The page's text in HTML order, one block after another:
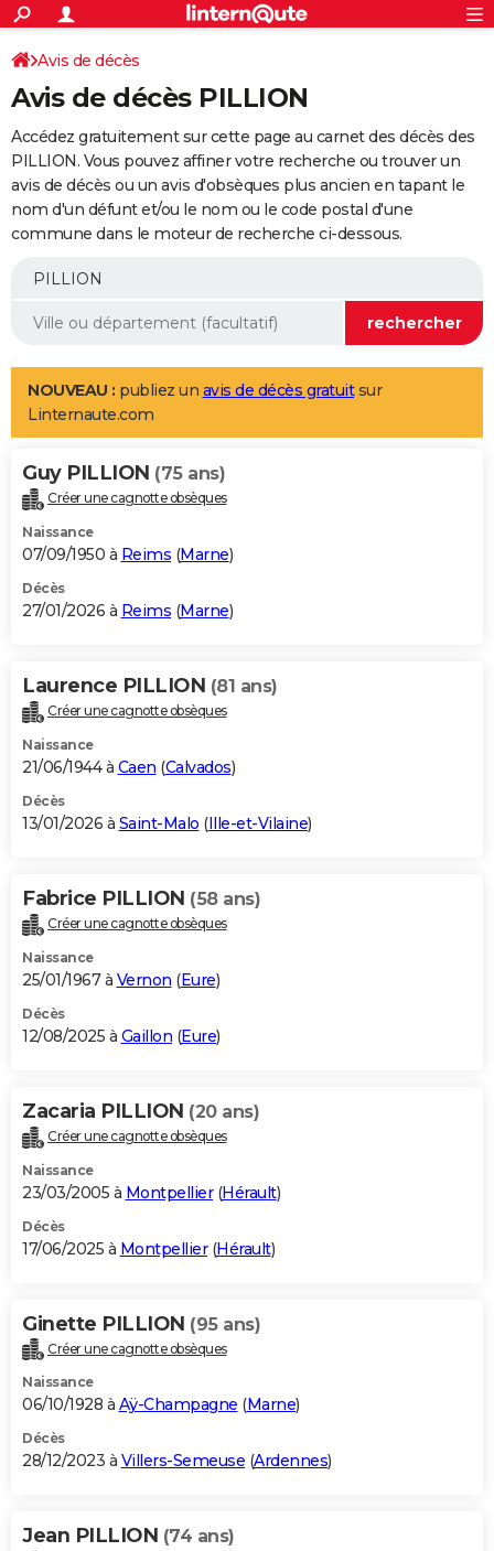
ACTUALITÉS
Politique
Société
Faits Divers
Education
Monde
Villes
+
SPORT
Coupe du monde 2026
Football
Tennis
Cyclisme
Rugby
Forum
Programme TV
TNT
Streaming
Cinéma
Sorties cinéma
Musique
+
FINANCE
Retraite
Epargne
Immobilier
Risques naturels par ville
Banque
Assurance
AUTO
Essais
Réserver un essai
Citadines
Berlines
SUV
Forum auto
+
Mobiles
Meilleur smartphone
Internet
Ordinateurs
Jeux vidéo
Guide high-tech
Aménagement intérieur
LIFESTYLE
Art de vivre
Bien-être
Loisirs
Mode
Modes de vie
Alimentation
Guide de la santé
Maladies
Médicaments
Sommeil
VOYAGE
Destinations
City break
Voyage nature
Voyage de noces
Forum
Climat
+PHOTO
GUIDES D'ACHAT
BONS PLANS
Carte de Noël
Carte Bonne année
Carte Saint-Valentin
Carte Pâques
Carte d'anniversaire
DICTIONNAIRE
Dictionnaire
Biographies
Citations
Expressions
Proverbes
PROGRAMME TV
S'inscrire
Se connecter
Lycées
Collèges
Primaires
Universités
Entreprises
Service militaire
Avis de recherche
AVIS DE DÉCÈS
Bricolage
Lifestyle
Culture
Sport
Auto
Television
Voyage
Cinema
Avis de décès
Avis de décès PILLION
Accédez gratuitement sur cette page au carnet des décès des
PILLION. Vous pouvez affiner votre recherche ou trouver un
avis de décès ou un avis d'obsèques plus ancien en tapant le
nom d'un défunt et/ou le nom ou le code postal d'une
commune dans le moteur de recherche ci-dessous.
NOUVEAU : publiez un avis de décès gratuitsur
Linternaute.com
Guy PILLION (75 ans)
Créer une cagnotte obsèques
Naissance
07/09/1950 à Reims (Marne)
Décès
27/01/2026 à Reims (Marne)
Laurence PILLION (81 ans)
Créer une cagnotte obsèques
Naissance
21/06/1944 à Caen (Calvados)
Décès
13/01/2026 à Saint-Malo (Ille-et-Vilaine)
Fabrice PILLION (58 ans)
Créer une cagnotte obsèques
Naissance
25/01/1967 à Vernon (Eure)
Décès
12/08/2025 à Gaillon (Eure)
Zacaria PILLION (20 ans)
Créer une cagnotte obsèques
Naissance
23/03/2005 à Montpellier(Hérault)
Décès
17/06/2025 à Montpellier(Hérault)
Ginette PILLION (95 ans)
Créer une cagnotte obsèques
Naissance
06/10/1928 à Aÿ-Champagne (Marne)
Décès
28/12/2023 à Villers-Semeuse (Ardennes)
Jean PILLION (74 ans)